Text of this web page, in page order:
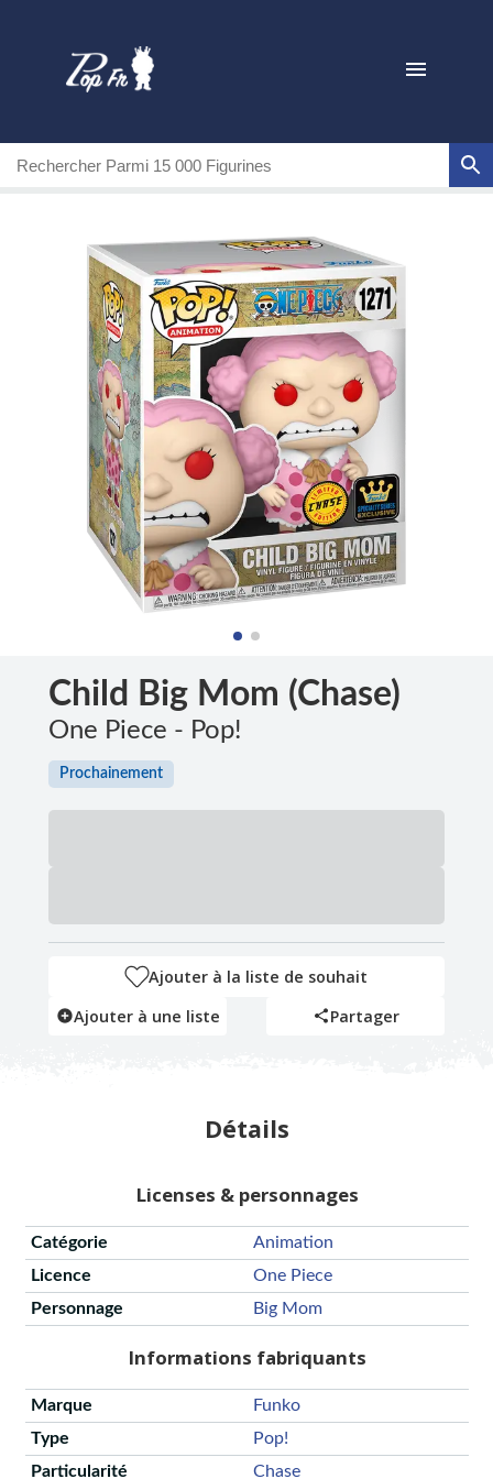
Child Big Mom (Chase)
One Piece - Pop!
Prochainement
Ajouter à la liste de souhait
Ajouter à une liste
Partager
Détails
Licenses & personnages
Catégorie
Animation
Licence
One Piece
Personnage
Big Mom
Informations fabriquants
Marque
Funko
Type
Pop!
Particularité
Chase